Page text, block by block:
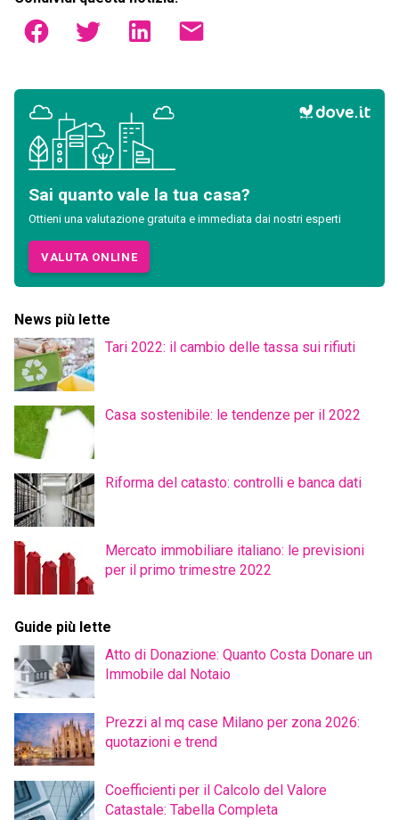
Sai quanto vale la tua casa?
Ottieni una valutazione gratuita e immediata dai nostri esperti
VALUTA ONLINE
News più lette
Tari 2022: il cambio delle tassa sui rifiuti
Casa sostenibile: le tendenze per il 2022
Riforma del catasto: controlli e banca dati
Mercato immobiliare italiano: le previsioni
per il primo trimestre 2022
Guide più lette
Atto di Donazione: Quanto Costa Donare un
Immobile dal Notaio
Prezzi al mq case Milano per zona 2026:
quotazioni e trend
Coefficienti per il Calcolo del Valore
Catastale: Tabella Completa